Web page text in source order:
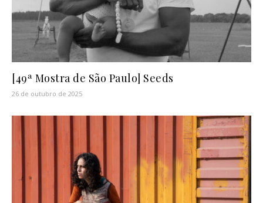
[49ª Mostra de São Paulo] Seeds
26 de outubro de 2025